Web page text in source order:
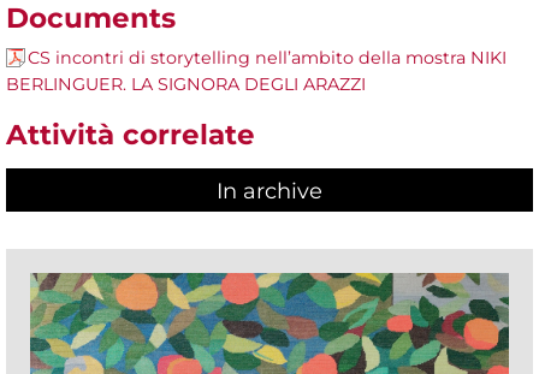
Documents
CS incontri di storytelling nell’ambito della mostra NIKI
BERLINGUER. LA SIGNORA DEGLI ARAZZI
Attività correlate
In archive